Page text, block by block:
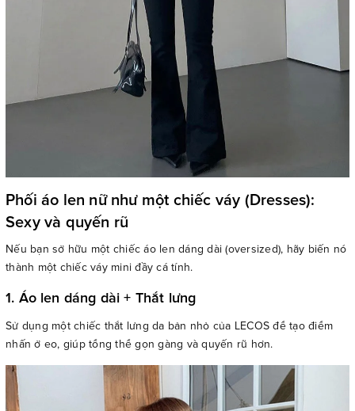
Phối áo len nữ như một chiếc váy (Dresses):
Sexy và quyến rũ
Nếu bạn sở hữu một chiếc áo len dáng dài (oversized), hãy biến nó
thành một chiếc váy mini đầy cá tính.
1. Áo len dáng dài + Thắt lưng
Sử dụng một chiếc thắt lưng da bản nhỏ của LECOS để tạo điểm
nhấn ở eo, giúp tổng thể gọn gàng và quyến rũ hơn.